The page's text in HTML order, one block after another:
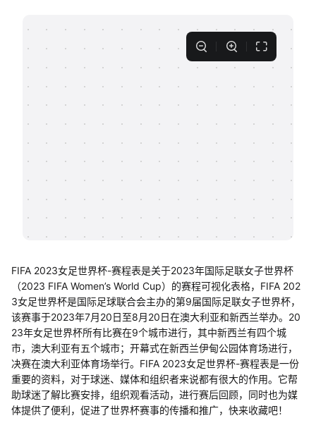
知识分享社区
FIFA 2023女足世界杯-赛程表是关于2023年国际足联女子世界杯
（2023 FIFA Women’s World Cup）的赛程可视化表格，FIFA 202
3女足世界杯是国际足球联合会主办的第9届国际足联女子世界杯，
该赛事于2023年7月20日至8月20日在澳大利亚和新西兰举办。20
23年女足世界杯所有比赛在9个城市进行，其中新西兰有四个城
市，澳大利亚有五个城市；开幕式在新西兰伊甸公园体育场进行，
决赛在澳大利亚体育场举行。FIFA 2023女足世界杯-赛程表是一份
重要的资料，对于球迷、媒体和组织者来说都有很大的作用。它帮
助球迷了解比赛安排，组织观看活动，进行赛后回顾，同时也为媒
体提供了便利，促进了世界杯赛事的传播和推广，快来收藏吧！